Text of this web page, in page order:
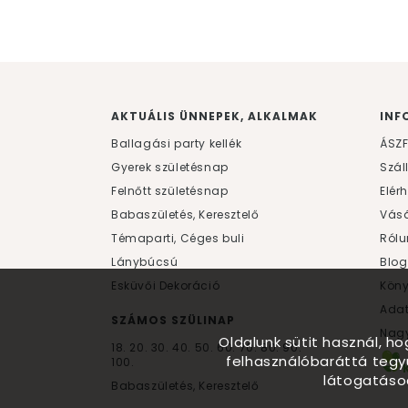
AKTUÁLIS ÜNNEPEK, ALKALMAK
Ballagási party kellék
Gyerek születésnap
Felnőtt születésnap
Babaszületés, Keresztelő
Témaparti, Céges buli
Lánybúcsú
Esküvői Dekoráció
SZÁMOS SZÜLINAP
18. 20. 30. 40. 50. 60.70.80.90.
100.
Babaszületés, Keresztelő
ÁSZF
Blog
Oldalunk sütit használ,
felhasználóbaráttá